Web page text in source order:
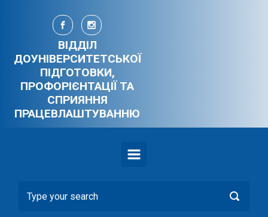
Skip to main content
ВІДДІЛ
ДОУНІВЕРСИТЕТСЬКОЇ
ПІДГОТОВКИ,
ПРОФОРІЄНТАЦІЇ ТА
СПРИЯННЯ
ПРАЦЕВЛАШТУВАННЮ